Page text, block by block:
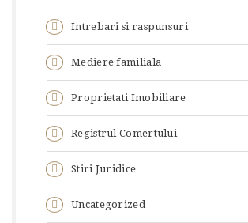
Intrebari si raspunsuri
Mediere familiala
Proprietati Imobiliare
Registrul Comertului
Stiri Juridice
Uncategorized